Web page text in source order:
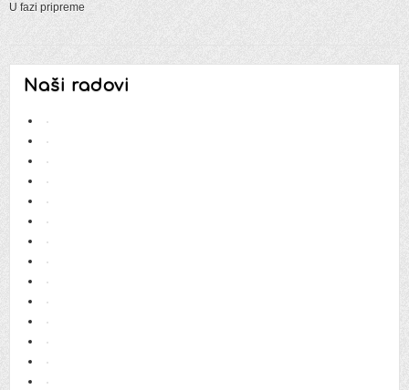
U fazi pripreme
Naši radovi